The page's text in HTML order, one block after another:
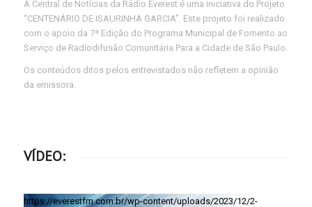
A Central de Notícias da Rádio Everest é uma iniciativa do Projeto
“CENTENÁRIO DE ISAURINHA GARCIA”. Este projeto foi realizado
com o apoio da 7ª Edição do Programa Municipal de Fomento ao
Serviço de Radiodifusão Comunitária Para a Cidade de São Paulo.
Os conteúdos ditos pelos entrevistados não refletem a opinião
da emissora.
VÍDEO:
https://everestfm.com.br/wp-content/uploads/2023/12/2-